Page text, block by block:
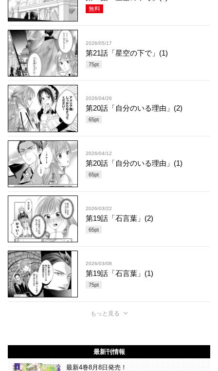
無料
2026/05/17
第21話「星空の下で」(1)
75pt
2026/04/26
第20話「自分のいる理由」(2)
65pt
2026/04/12
第20話「自分のいる理由」(1)
65pt
2026/03/22
第19話「石言葉」(2)
65pt
2026/03/08
第19話「石言葉」(1)
75pt
もっと見る
最新刊情報
最新4巻8月8日発売！